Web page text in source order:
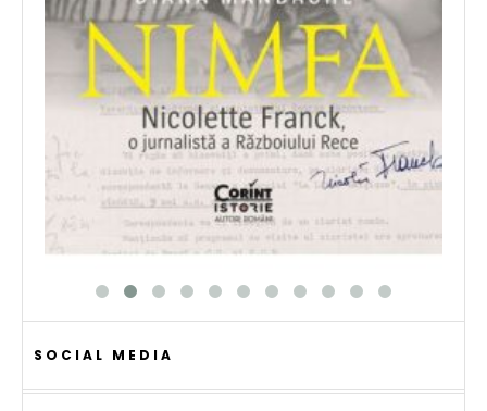
SOCIAL MEDIA